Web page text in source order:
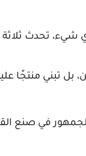
شيء، تحدث ثلاثة
بل تبني منتجًا
في صنع